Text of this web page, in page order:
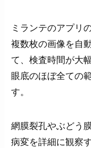
ミランテのアプリ
複数枚の画像を自
て、検査時間が大
眼底のほぼ全ての
す。
網膜裂孔やぶどう
病変を詳細に観察